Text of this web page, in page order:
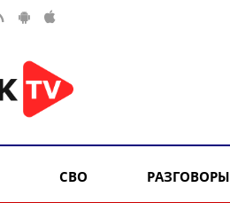
СВО